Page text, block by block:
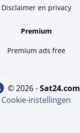
Disclaimer en privacy
Premium
Premium ads free
© 2026 - sat24.com
Cookie-instellingen